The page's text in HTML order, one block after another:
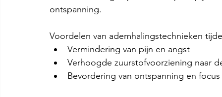
ontspanning.
Voordelen van ademhalingstechnieken
Vermindering van pijn en angst
Verhoogde zuurstofvoorziening naar
Bevordering van ontspanning en focus